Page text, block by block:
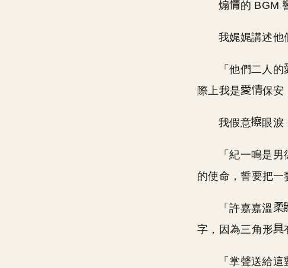
煽 的 BGM
我娓娓講述他
「他們二人的
際上我是
保安
我假意 眼淚
「紀一鳴是
的使命，誓要把一
「許嘉嘉溫
字，因為三角形
「掌聲送給這